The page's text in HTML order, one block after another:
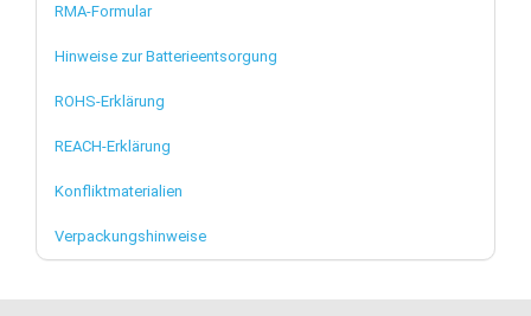
RMA-Formular
Hinweise zur Batterieentsorgung
ROHS-Erklärung
REACH-Erklärung
Konfliktmaterialien
Verpackungshinweise